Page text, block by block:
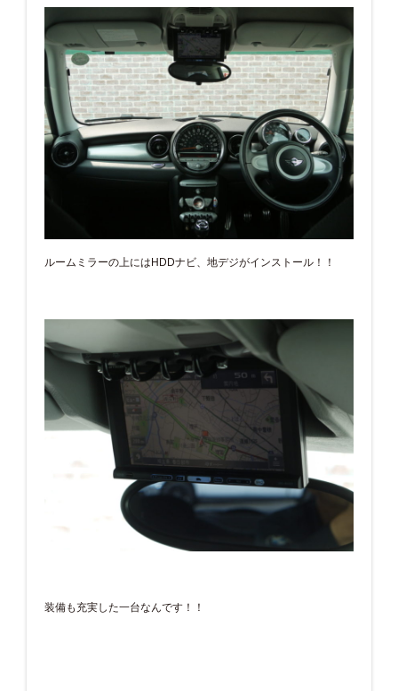
ルームミラーの上にはHDDナビ、地デジがインストール！！
装備も充実した一台なんです！！